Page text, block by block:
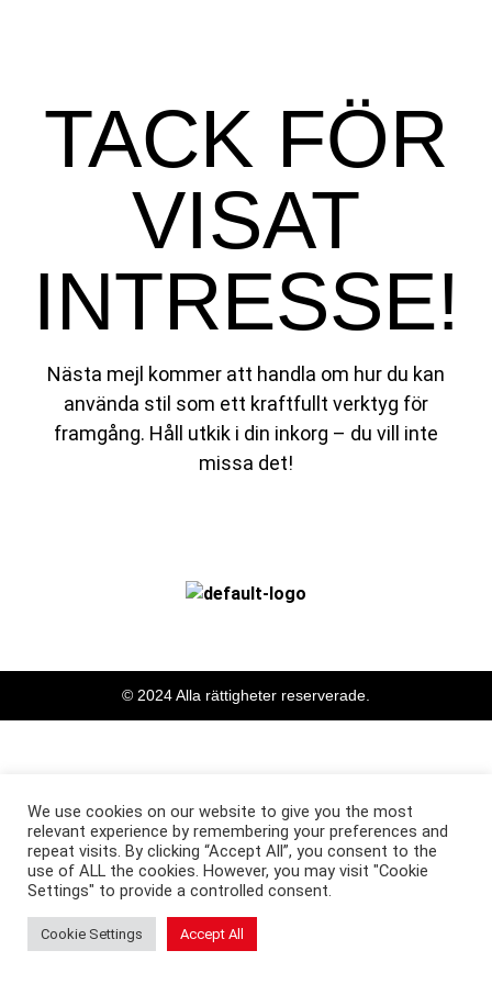
TACK FÖR
VISAT
INTRESSE!
Nästa mejl kommer att handla om hur du kan
använda stil som ett kraftfullt verktyg för
framgång. Håll utkik i din inkorg – du vill inte
missa det!
© 2024 Alla rättigheter reserverade.
We use cookies on our website to give you the most
relevant experience by remembering your preferences and
repeat visits. By clicking “Accept All”, you consent to the
use of ALL the cookies. However, you may visit "Cookie
Settings" to provide a controlled consent.
Cookie Settings Accept All